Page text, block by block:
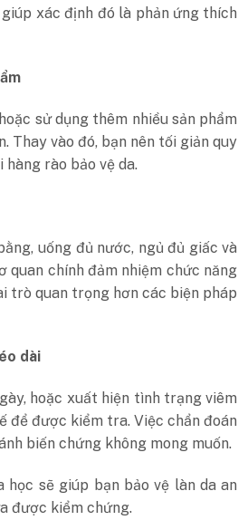
xác định đó là phản ứng thích
sử dụng thêm nhiều sản phẩm
Thay vào đó, bạn nên tối giản quy
rào bảo vệ da.
uống đủ nước, ngủ đủ giấc và
quan chính đảm nhiệm chức năng
trò quan trọng hơn các biện pháp
dài
hoặc xuất hiện tình trạng viêm
để được kiểm tra. Việc chẩn đoán
biến chứng không mong muốn.
sẽ giúp bạn bảo vệ làn da an
được kiểm chứng.